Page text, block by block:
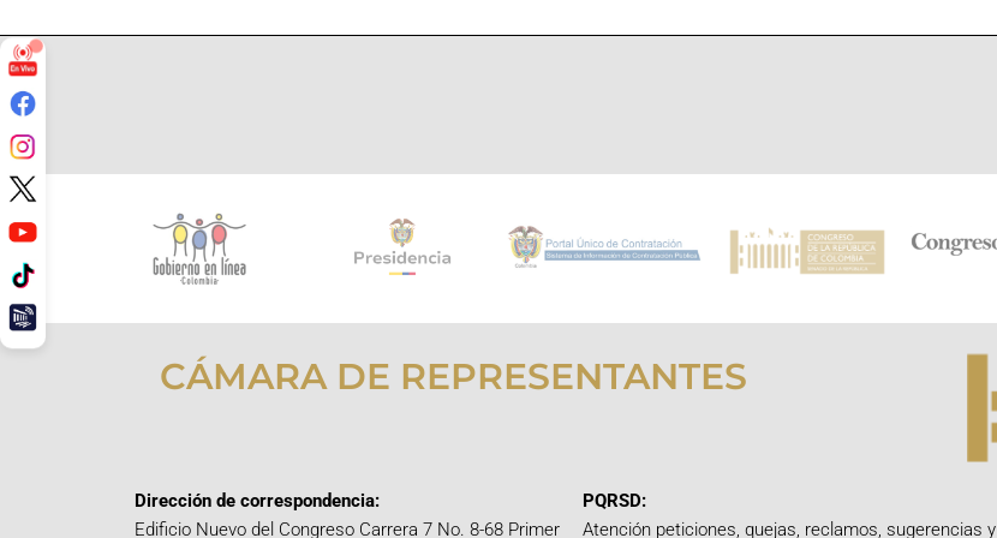
CÁMARA DE REPRESENTANTES
Dirección de correspondencia:
Edificio Nuevo del Congreso Carrera 7 No. 8-68 Primer
PQRSD:
Atención peticiones, quejas, reclamos, sugerencias y